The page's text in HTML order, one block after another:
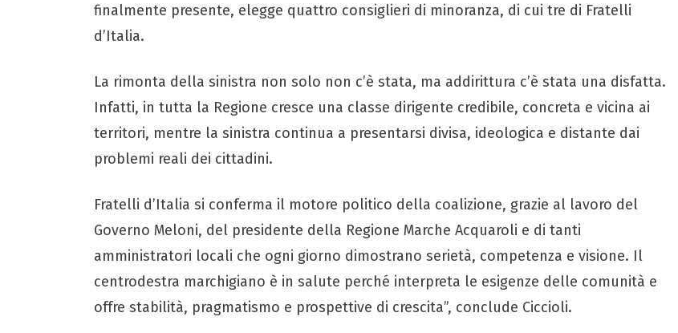
finalmente presente, elegge quattro consiglieri di minoranza, di cui tre di Fratelli
d’Italia.
La rimonta della sinistra non solo non c’è stata, ma addirittura c’è stata una disfatta.
Infatti, in tutta la Regione cresce una classe dirigente credibile, concreta e vicina ai
territori, mentre la sinistra continua a presentarsi divisa, ideologica e distante dai
problemi reali dei cittadini.
Fratelli d’Italia si conferma il motore politico della coalizione, grazie al lavoro del
Governo Meloni, del presidente della Regione Marche Acquaroli e di tanti
amministratori locali che ogni giorno dimostrano serietà, competenza e visione. Il
centrodestra marchigiano è in salute perché interpreta le esigenze delle comunità e
offre stabilità, pragmatismo e prospettive di crescita”, conclude Ciccioli.